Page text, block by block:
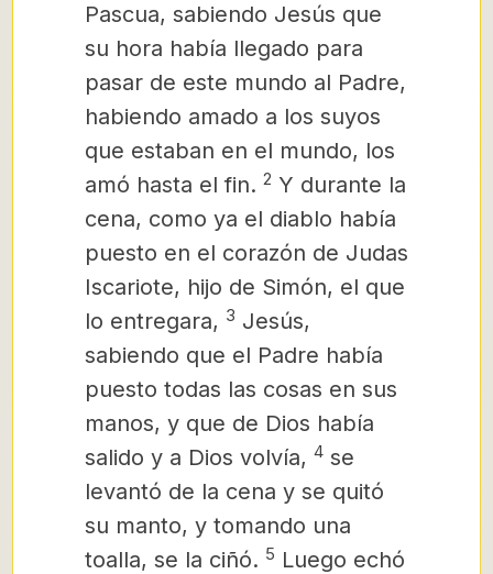
Pascua, sabiendo Jesús que
su hora había llegado para
pasar de este mundo al Padre,
habiendo amado a los suyos
que estaban en el mundo, los
amó hasta el fin. 2 Y durante la
cena, como ya el diablo había
puesto en el corazón de Judas
Iscariote, hijo de Simón, el que
lo entregara, 3 Jesús,
sabiendo que el Padre había
puesto todas las cosas en sus
manos, y que de Dios había
salido y a Dios volvía, 4 se
levantó de la cena y se quitó
su manto, y tomando una
toalla, se la ciñó. 5 Luego echó